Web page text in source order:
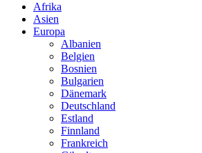
Afrika
Asien
Europa
Albanien
Belgien
Bosnien
Bulgarien
Dänemark
Deutschland
Estland
Finnland
Frankreich